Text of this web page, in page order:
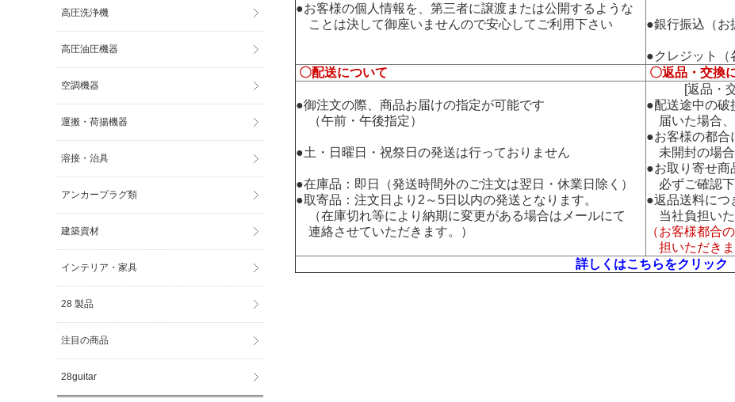
●お客様の個人情報を、第三者に譲渡または公開するような
ことは決して御座いませんので安心してご利用下さい
●銀行振込（お
●クレジット（
〇配送について
〇返品・交換
●御注文の際、商品お届けの指定が可能です
（午前・午後指定）
●土・日曜日・祝祭日の発送は行っておりません
●在庫品：即日（発送時間外のご注文は翌日・休業日除く）
●取寄品：注文日より2～5日以内の発送となります。
（在庫切れ等により納期に変更がある場合はメールにて
連絡させていただきます。）
[返品・交換
●配送途中の破
届いた場合、
●お客様の都合
未開封の場
●お取り寄せ商
必ずご確認
●返品送料につ
当社負担い
（お客様都合
担いただきま
詳しくはこちらをクリック
高圧洗浄機
高圧油圧機器
空調機器
運搬・荷揚機器
溶接・治具
アンカープラグ類
建築資材
インテリア・家具
28 製品
注目の商品
28guitar